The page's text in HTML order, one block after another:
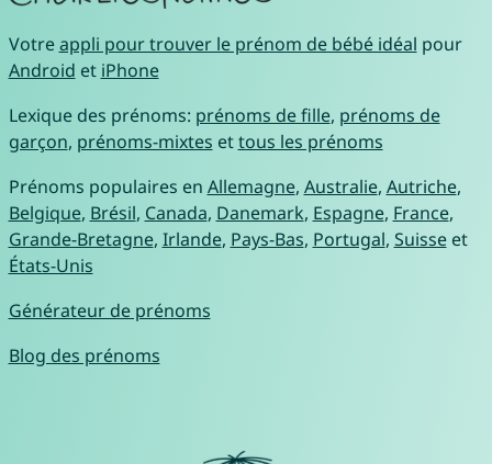
Votreappli pour trouver le prénom de bébé idéal pour
Android et iPhone
Lexique des prénoms: prénoms de fille, prénoms de
garçon, prénoms-mixtes ettous les prénoms
Prénoms populaires en Allemagne, Australie, Autriche,
Belgique, Brésil, Canada, Danemark, Espagne, France,
Grande-Bretagne, Irlande, Pays-Bas, Portugal, Suisseet
États-Unis
Générateur de prénoms
Blog des prénoms